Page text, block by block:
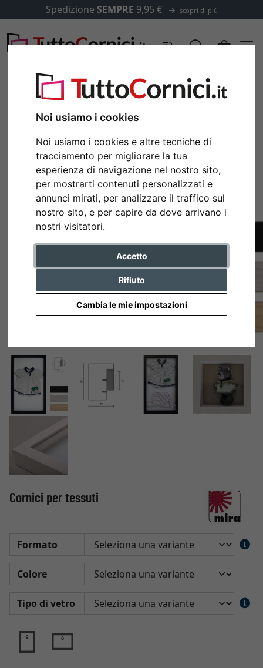
Noi usiamo i cookies
Noi usiamo i cookies e altre tecniche di
tracciamento per migliorare la tua
esperienza di navigazione nel nostro sito,
per mostrarti contenuti personalizzati e
annunci mirati, per analizzare il traffico sul
nostro sito, e per capire da dove arrivano i
nostri visitatori.
Accetto
Rifiuto
Cambia le mie impostazioni
Spedizione SEMPRE 9,95 € scopri di più
Indietro
Cornici per tessuti
Formato
Colore
Tipo di vetro